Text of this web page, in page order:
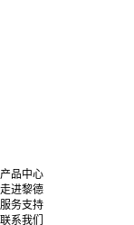
产品中心
走进黎德
服务支持
联系我们